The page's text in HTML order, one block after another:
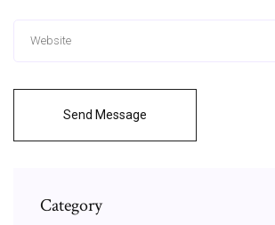
Send Message
Category